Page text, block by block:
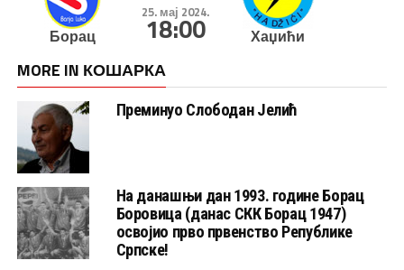
Борац
25. мај 2024.
18:00 Хаџићи
MORE IN КОШАРКА
Преминуо Слободан Јелић
На данашњи дан 1993. године Борац
Боровица (данас СКК Борац 1947)
освојио прво првенство Републике
Српске!